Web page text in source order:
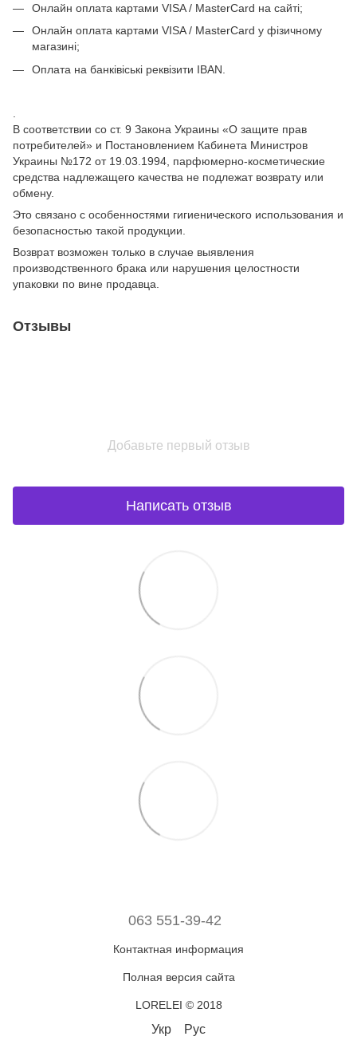
Онлайн оплата картами VISA / MasterCard на сайті;
Онлайн оплата картами VISA / MasterCard у фізичному
магазині;
Оплата на банківіські реквізити IBAN.
В соответствии со ст. 9 Закона Украины «О защите прав
потребителей» и Постановлением Кабинета Министров
Украины №172 от 19.03.1994, парфюмерно-косметические
средства надлежащего качества не подлежат возврату или
обмену.
Это связано с особенностями гигиенического использования и
безопасностью такой продукции.
Возврат возможен только в случае выявления
производственного брака или нарушения целостности
упаковки по вине продавца.
Отзывы
Добавьте первый отзыв
Написать отзыв
063 551-39-42
Контактная информация
Полная версия сайта
LORELEI © 2018
Укр Рус